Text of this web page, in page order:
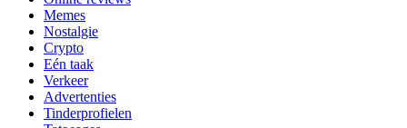
Memes
Nostalgie
Crypto
Eén taak
Verkeer
Advertenties
Tinderprofielen